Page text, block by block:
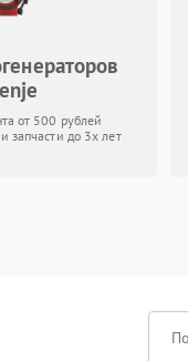
от 500 рублей
запчасти до 3х лет